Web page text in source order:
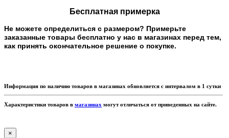
Бесплатная примерка
Не можете определиться с размером? Примерьте
заказанные товары бесплатно у нас в магазинах перед тем,
как принять окончательное решение о покупке.
Информация по наличию товаров в магазинах обновляется с интервалом в 1 сутки
Характеристики товаров в магазинах могут отличаться от приведенных на сайте.
×